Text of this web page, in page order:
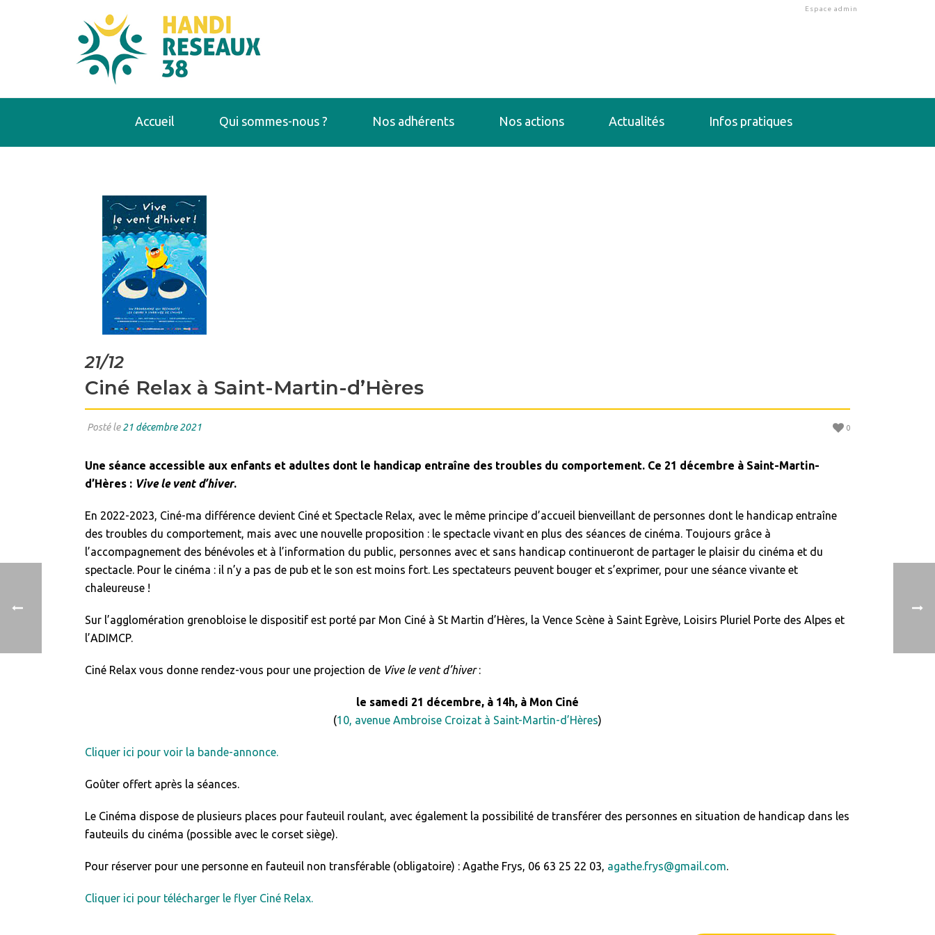
Espace admin
Accueil Qui sommes-nous ? Nos adhérents Nos actions Actualités Infos pratiques
21/12
Ciné Relax à Saint-Martin-d’Hères
Posté le21 décembre 2021 0
Une séance accessible aux enfants et adultes dont le handicap entraîne des troubles du comportement. Ce 21 décembre à Saint-Martin-
d’Hères : Vive le vent d’hiver.
En 2022-2023, Ciné-ma différence devient Ciné et Spectacle Relax, avec le même principe d’accueil bienveillant de personnes dont le handicap entraîne
des troubles du comportement, mais avec une nouvelle proposition : le spectacle vivant en plus des séances de cinéma. Toujours grâce à
l’accompagnement des bénévoles et à l’information du public, personnes avec et sans handicap continueront de partager le plaisir du cinéma et du
spectacle. Pour le cinéma : il n’y a pas de pub et le son est moins fort. Les spectateurs peuvent bouger et s’exprimer, pour une séance vivante et
chaleureuse !
Sur l’agglomération grenobloise le dispositif est porté par Mon Ciné à St Martin d’Hères, la Vence Scène à Saint Egrève, Loisirs Pluriel Porte des Alpes et
l’ADIMCP.
Ciné Relax vous donne rendez-vous pour une projection de Vive le vent d’hiver:
le samedi 21 décembre, à 14h, à Mon Ciné
(10, avenue Ambroise Croizat à Saint-Martin-d’Hères)
Cliquer ici pour voir la bande-annonce.
Goûter offert après la séances.
Le Cinéma dispose de plusieurs places pour fauteuil roulant, avec également la possibilité de transférer des personnes en situation de handicap dans les
fauteuils du cinéma (possible avec le corset siège).
Pour réserver pour une personne en fauteuil non transférable (obligatoire) : Agathe Frys, 06 63 25 22 03, agathe.frys@gmail.com.
Cliquer ici pour télécharger le flyer Ciné Relax.